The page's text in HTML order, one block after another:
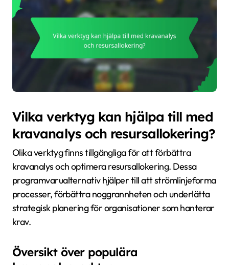
Vilka verktyg kan hjälpa till med
kravanalys och resursallokering?
Olika verktyg finns tillgängliga för att förbättra
kravanalys och optimera resursallokering. Dessa
programvarualternativ hjälper till att strömlinjeforma
processer, förbättra noggrannheten och underlätta
strategisk planering för organisationer som hanterar
krav.
Översikt över populära